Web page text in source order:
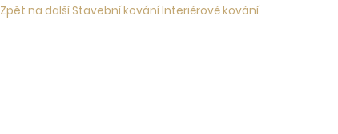
Zpět na další Stavební kování Interiérové kování